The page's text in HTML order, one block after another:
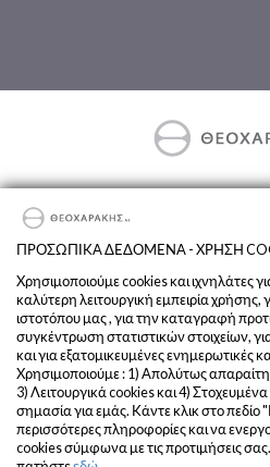
Exclusive Importer & Distributor of
Terms and
Privacy
ΠΡΟΣΩΠΙΚΑ ΔΕΔΟΜΕΝΑ - ΧΡΗΣΗ
Χρησιμοποιούμε cookies και ιχνηλάτες
καλύτερη λειτουργική εμπειρία
ιστοτόπου μας , για την καταγραφή
συγκέντρωση στατιστικών στοιχείων,
και για εξατομικευμένες ενημερωτικές
Χρησιμοποιούμε : 1) Απολύτως
3) Λειτουργικά cookies και 4)
σημασία για εμάς. Κάντε κλικ στο πεδίο
περισσότερες πληροφορίες και να
cookies σύμφωνα με τις προτιμήσεις